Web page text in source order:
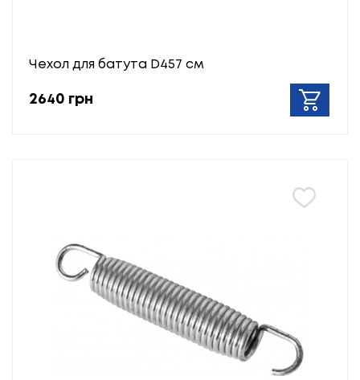
Чехол для батута D457 см
2640 грн